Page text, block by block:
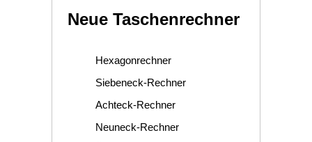
Neue Taschenrechner
Hexagonrechner
Siebeneck-Rechner
Achteck-Rechner
Neuneck-Rechner